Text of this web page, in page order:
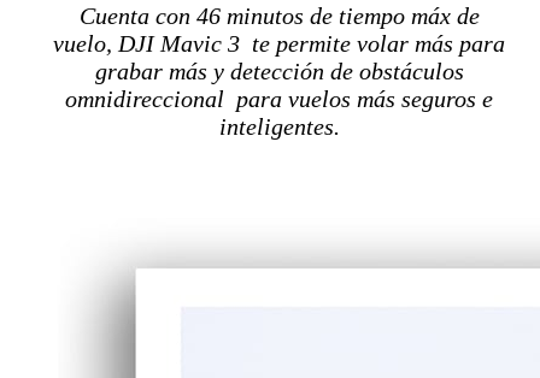
Cuenta con 46 minutos de tiempo máx de
vuelo, DJI Mavic 3 te permite volar más para
grabar más y detección de obstáculos
omnidireccional para vuelos más seguros e
inteligentes.